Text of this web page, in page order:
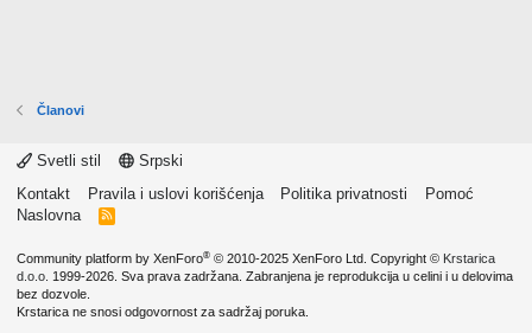
Članovi
Svetli stil
Srpski
Kontakt
Pravila i uslovi korišćenja Politika privatnosti
Pomoć
Naslovna
R
Community platform by XenForo® © 2010-2025 XenForo Ltd. Copyright © Krstarica
d.o.o. 1999-2026. Sva prava zadržana. Zabranjena je reprodukcija u celini i u delovima
bez dozvole.
Krstarica ne snosi odgovornost za sadržaj poruka.